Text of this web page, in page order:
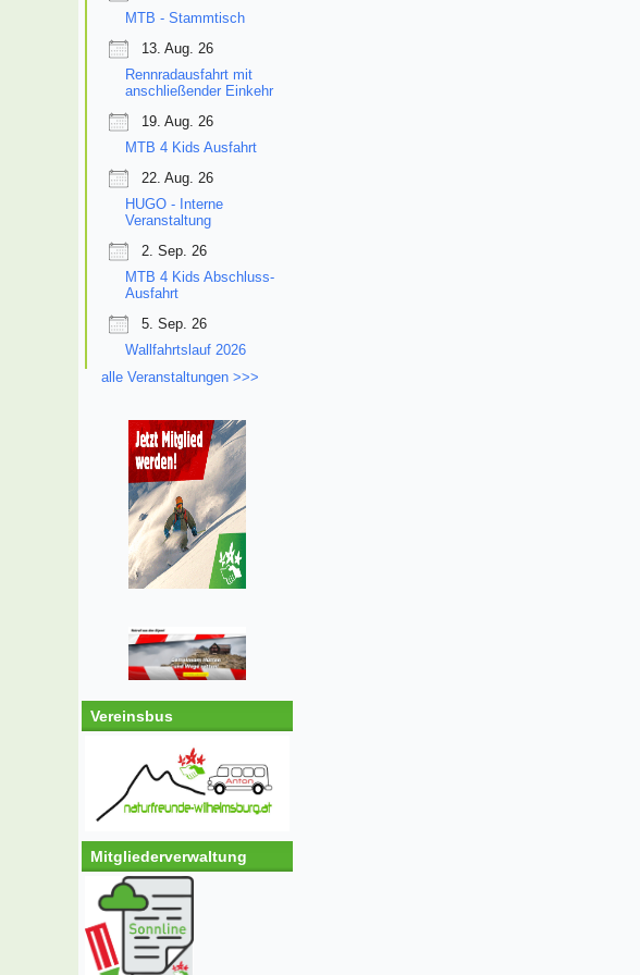
MTB - Stammtisch
13. Aug. 26
Rennradausfahrt mit
anschließender Einkehr
19. Aug. 26
MTB 4 Kids Ausfahrt
22. Aug. 26
HUGO - Interne
Veranstaltung
2. Sep. 26
MTB 4 Kids Abschluss-
Ausfahrt
5. Sep. 26
Wallfahrtslauf 2026
alle Veranstaltungen >>>
Vereinsbus
Mitgliederverwaltung